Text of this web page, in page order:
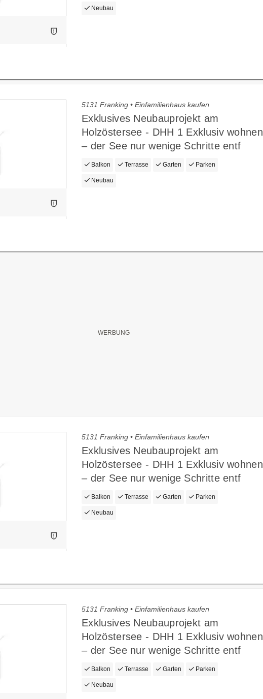
Neubau
5131 Franking • Einfamilienhaus kaufen
Exklusives Neubauprojekt am
Holzöstersee - DHH 1 Exklusiv wohnen
– der See nur wenige Schritte entf
Balkon Terrasse Garten Parken
Neubau
5131 Franking • Einfamilienhaus kaufen
Exklusives Neubauprojekt am
Holzöstersee - DHH 1 Exklusiv wohnen
– der See nur wenige Schritte entf
Balkon Terrasse Garten Parken
Neubau
5131 Franking • Einfamilienhaus kaufen
Exklusives Neubauprojekt am
Holzöstersee - DHH 1 Exklusiv wohnen
– der See nur wenige Schritte entf
Balkon Terrasse Garten Parken
Neubau